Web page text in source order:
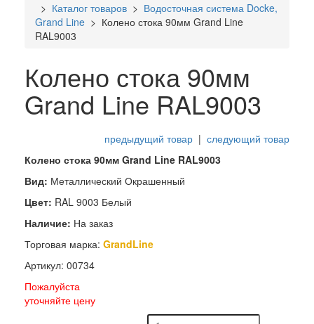
> Каталог товаров > Водосточная система Docke,
Grand Line > Колено стока 90мм Grand Line
RAL9003
Колено стока 90мм
Grand Line RAL9003
предыдущий товар | следующий товар
Колено стока 90мм Grand Line RAL9003
Вид: Металлический Окрашенный
Цвет: RAL 9003 Белый
Наличие: На заказ
Торговая марка: GrandLine
Артикул: 00734
Пожалуйста
уточняйте цену